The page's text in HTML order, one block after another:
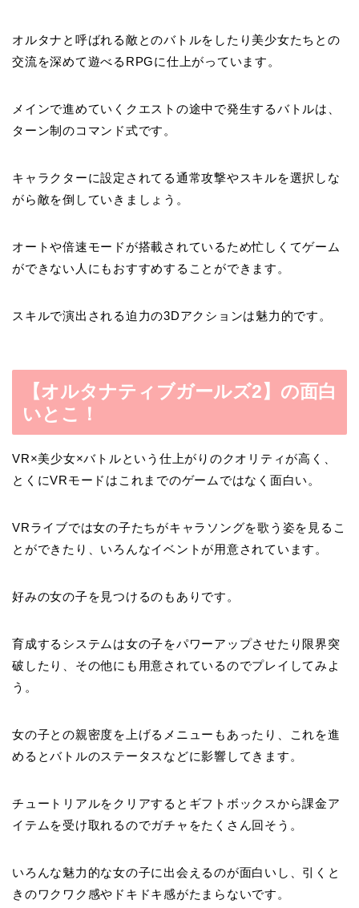
オルタナと呼ばれる敵とのバトルをしたり美少女たちとの
交流を深めて遊べるRPGに仕上がっています。
メインで進めていくクエストの途中で発生するバトルは、
ターン制のコマンド式です 。
キャラクターに設定されてる通常攻撃やスキルを選択しな
がら敵を倒していきましょう。
オートや倍速モードが搭載されているため忙しくてゲーム
ができない人にもおすすめすることができます。
スキルで演出される迫力の3Dアクションは魅力的です。
【オルタナティブガールズ2】の面白
いとこ！
VR×美少女×バトルという仕上がりのクオリティが高く、
とくにVRモードはこれまでのゲームではなく面白い。
VRライブでは女の子たちがキャラソングを歌う姿を見るこ
とができたり、いろんなイベントが用意されています。
好みの女の子を見つけるのもありです。
育成するシステムは女の子をパワーアップさせたり限界突
破したり、その他にも用意されているのでプレイしてみよ
う。
女の子との親密度を上げるメニューもあったり、これを進
めるとバトルのステータスなどに影響してきます。
チュートリアルをクリアすると ギフトボックスから課金ア
イテムを受け取れるのでガチャをたくさん回そう。
いろんな魅力的な女の子に出会えるのが面白いし、引くと
きのワクワク感やドキドキ感がたまらないです。